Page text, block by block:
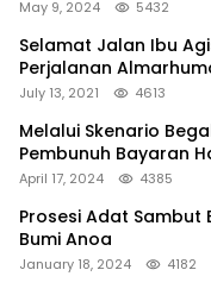
May 9, 2024 5432
Selamat Jalan Ibu
Perjalanan
Terakhir
July 13, 2021 4613
Melalui Skenario
Pembunuh Bayaran
April 17, 2024 4385
Prosesi Adat Sambut
Bumi Anoa
January 18, 2024 4182